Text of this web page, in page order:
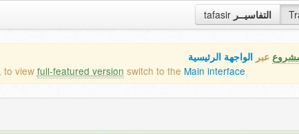
tafasir التفاسيــر
عبر الواجهة الرئيسية
to view full-featured version switch to the Main interface